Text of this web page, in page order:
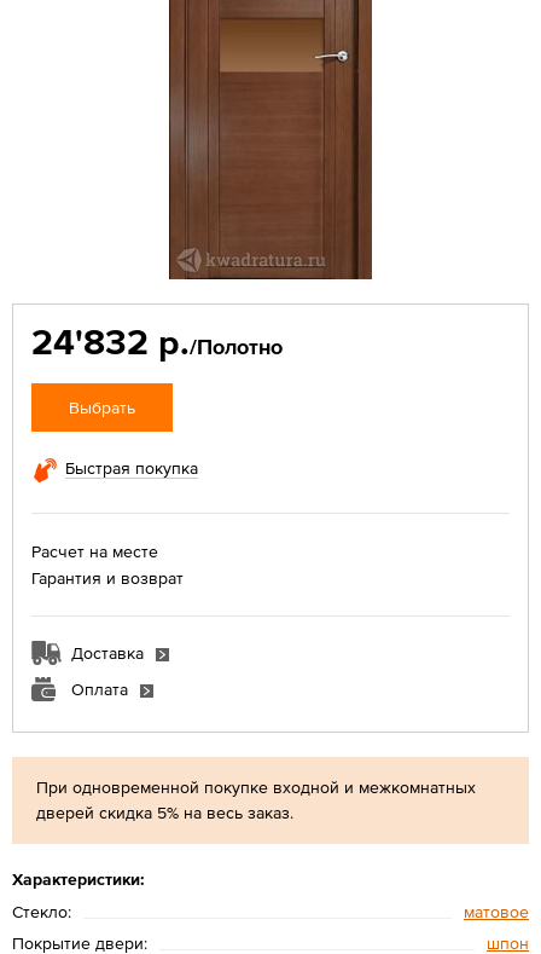
При одновременной покупке входной и межкомнатных
дверей скидка 5% на весь заказ.
Характеристики:
Стекло:
матовое
Покрытие двери:
шпон
24'832 р./Полотно
Выбрать
Быстрая покупка
Расчет на месте
Гарантия и возврат
Доставка
Оплата